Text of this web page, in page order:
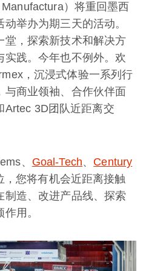
）将重回墨西
举办为期三天的活动。
堂，探索新技术和解决方
践。今年也不例外。欢
，沉浸式体验一系列行
与商业领袖、合作伙伴面
Artec 3D团队近距离交
、 Goal-Tech、 Century
，您将有机会近距离接触
制造、改进产品线、探索
用。